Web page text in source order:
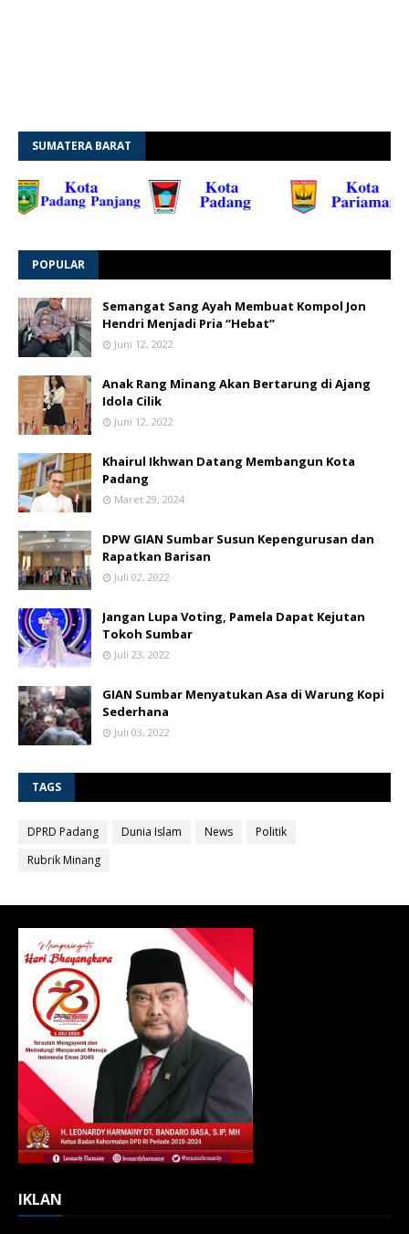
SUMATERA BARAT
POPULAR
Semangat Sang Ayah Membuat Kompol Jon
Hendri Menjadi Pria “Hebat”
Juni 12, 2022
Anak Rang Minang Akan Bertarung di Ajang
Idola Cilik
Juni 12, 2022
Khairul Ikhwan Datang Membangun Kota
Padang
Maret 29, 2024
DPW GIAN Sumbar Susun Kepengurusan dan
Rapatkan Barisan
Juli 02, 2022
Jangan Lupa Voting, Pamela Dapat Kejutan
Tokoh Sumbar
Juli 23, 2022
GIAN Sumbar Menyatukan Asa di Warung Kopi
Sederhana
Juli 03, 2022
TAGS
DPRD Padang Dunia Islam News
Politik
Rubrik Minang
IKLAN